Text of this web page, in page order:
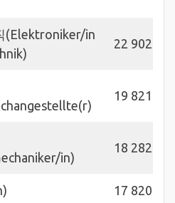
(Elektroniker/in
22 902
19 821
in)
18 282
17 820